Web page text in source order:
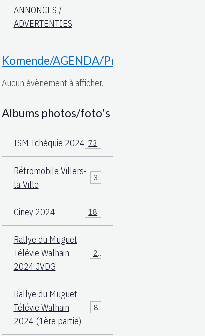
ANNONCES /
ADVERTENTIES
Komende/AGENDA/Proche
Aucun évènement à afficher.
Albums photos/foto's
ISM Tchéquie 2024 73
Rétromobile Villers-
la-Ville
3
Ciney 2024 18
Rallye du Muguet
Télévie Walhain
2024 JVDG
23
Rallye du Muguet
Télévie Walhain
2024 (1ère partie)
88